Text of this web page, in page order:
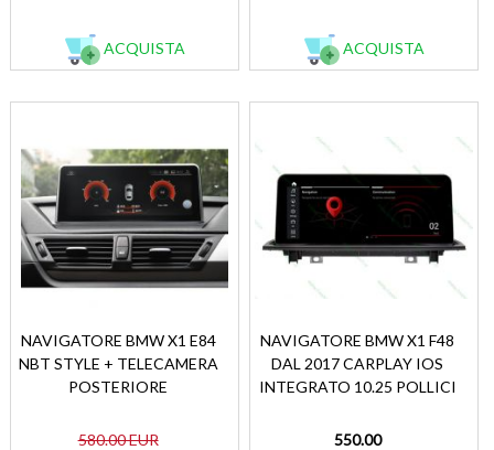
ACQUISTA ACQUISTA
NAVIGATORE BMW X1 E84
NBT STYLE + TELECAMERA
POSTERIORE
580.00 EUR
NAVIGATORE BMW X1 F48
DAL 2017 CARPLAY IOS
INTEGRATO 10.25 POLLICI
550.00